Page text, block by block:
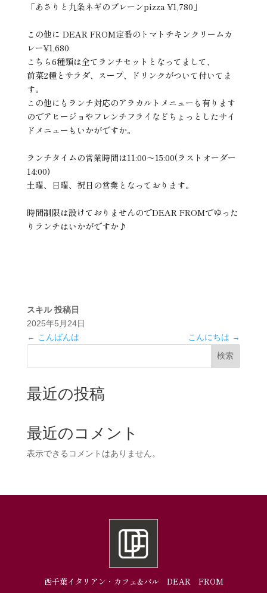
「あさりと九条ネギのプレーンpizza ¥1,780」
この他に DEAR FROM定番のトマトチキンクリームカ
レー¥1,680
こちら6種類は全てランチセットとなってまして、
前菜2種とサラダ、スープ、ドリンクがついて付いてま
す。
この他にもランチ対応のアラカルトメニューも有ります
のでアヒージョやフレンチフライなどちょっとしたサイ
ドメニューもいかがですか。
ランチタイムの営業時間は11:00〜15:00(ラストオーダー
14:00)
土曜、日曜、祝日の営業となっております。
時間制限は設けておりませんのでDEAR FROMでゆった
りランチはいかがですか♪
スキル 投稿日
2025年5月24日
← こんばんは こんにちは →
検索
最近の投稿
最近のコメント
表示できるコメントはありません。
西千葉イタリアン・カフェ&バル DEAR FROM